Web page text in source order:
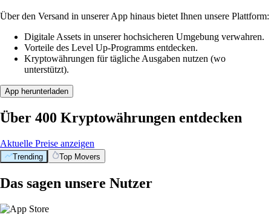
Über den Versand in unserer App hinaus bietet Ihnen unsere Plattform:
Digitale Assets in unserer hochsicheren Umgebung verwahren.
Vorteile des Level Up-Programms entdecken.
Kryptowährungen für tägliche Ausgaben nutzen (wo
unterstützt).
App herunterladen
Über 400 Kryptowährungen entdecken
Aktuelle Preise anzeigen
Trending Top Movers
Das sagen unsere Nutzer